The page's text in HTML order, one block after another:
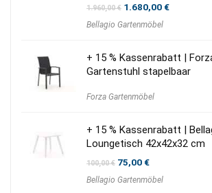
1.960,00€ Ursprünglicher
war:
1.680,00€Aktueller
Bellagio Gartenmöbel
+ 15 % Kassenrabatt |
Gartenstuhl stapelbaar
Forza Gartenmöbel
+ 15 % Kassenrabatt |
Loungetisch 42x42x32 cm
100,00€ Ursprünglicher
war:
75,00€Aktueller
ist:
Bellagio Gartenmöbel